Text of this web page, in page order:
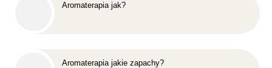
Aromaterapia jak?
Aromaterapia jakie zapachy?